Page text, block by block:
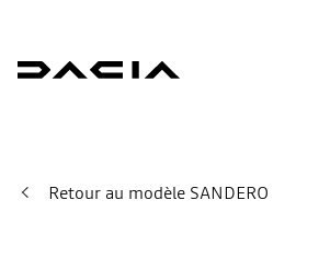
Retour au modèle SANDERO